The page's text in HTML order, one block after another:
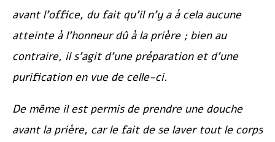
avant l’office, du fait qu’il n’y a à cela aucune
atteinte à l’honneur dû à la prière ; bien au
contraire, il s’agit d’une préparation et d’une
purification en vue de celle-ci.
De même il est permis de prendre une douche
avant la prière, car le fait de se laver tout le corps